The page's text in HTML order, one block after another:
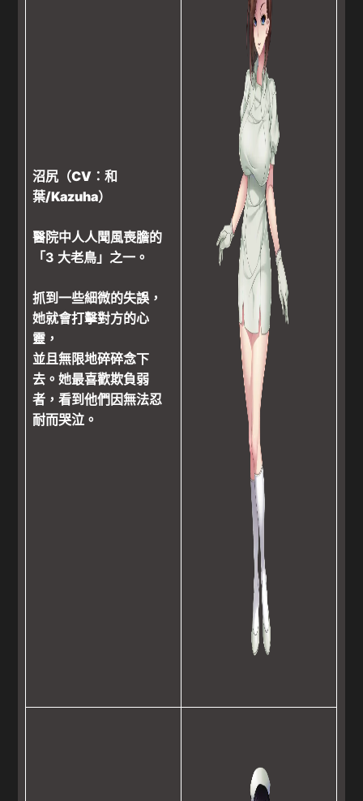
沼尻（CV：和
葉/Kazuha）
醫院中人人聞風喪膽的
「3 大老鳥」之一。
抓到一些細微的失誤，
她就會打擊對方的心
靈，
並且無限地碎碎念下
去。她最喜歡欺負弱
者，看到他們因無法忍
耐而哭泣。